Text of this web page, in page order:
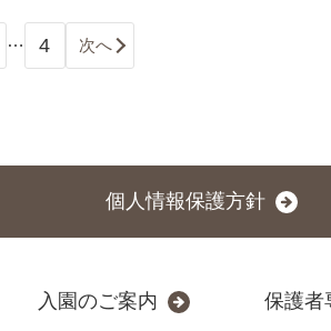
… 4 次へ
個人情報保護方針
入園のご案内 保護者